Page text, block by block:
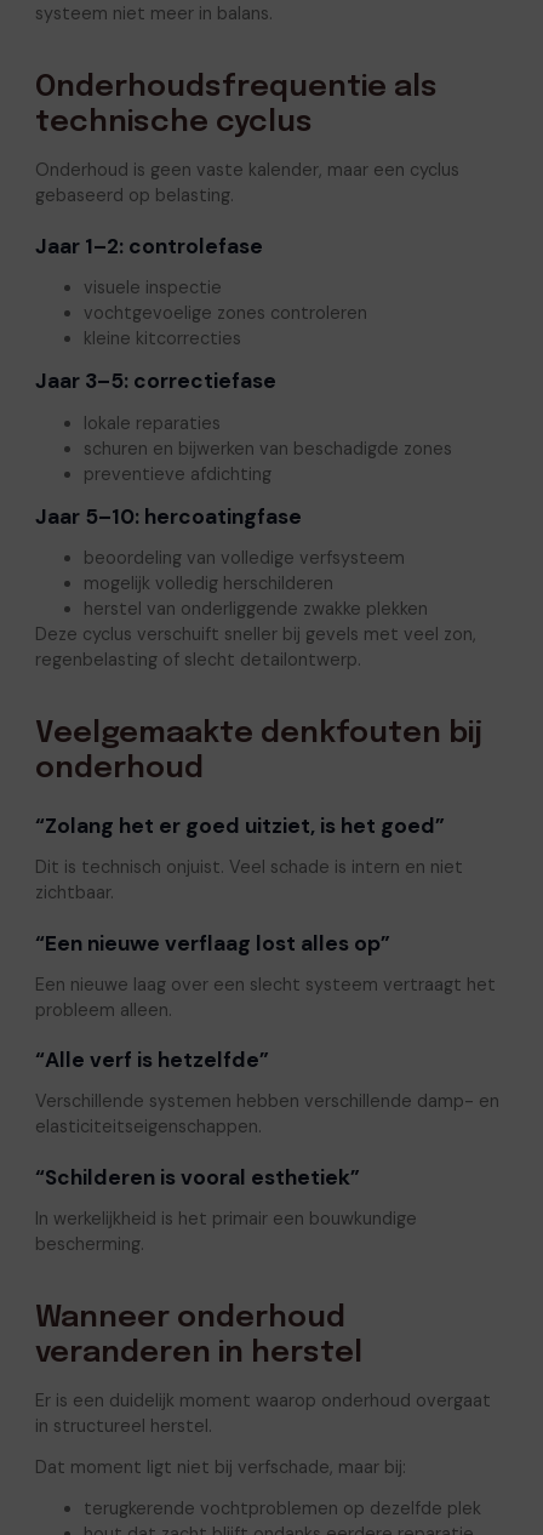
systeem niet meer in balans.
Onderhoudsfrequentie als
technische cyclus
Onderhoud is geen vaste kalender, maar een cyclus
gebaseerd op belasting.
Jaar 1–2: controlefase
visuele inspectie
vochtgevoelige zones controleren
kleine kitcorrecties
Jaar 3–5: correctiefase
lokale reparaties
schuren en bijwerken van beschadigde zones
preventieve afdichting
Jaar 5–10: hercoatingfase
beoordeling van volledige verfsysteem
mogelijk volledig herschilderen
herstel van onderliggende zwakke plekken
Deze cyclus verschuift sneller bij gevels met veel zon,
regenbelasting of slecht detailontwerp.
Veelgemaakte denkfouten bij
onderhoud
“Zolang het er goed uitziet, is het goed”
Dit is technisch onjuist. Veel schade is intern en niet
zichtbaar.
“Een nieuwe verflaag lost alles op”
Een nieuwe laag over een slecht systeem vertraagt het
probleem alleen.
“Alle verf is hetzelfde”
Verschillende systemen hebben verschillende damp- en
elasticiteitseigenschappen.
“Schilderen is vooral esthetiek”
In werkelijkheid is het primair een bouwkundige
bescherming.
Wanneer onderhoud
veranderen in herstel
Er is een duidelijk moment waarop onderhoud overgaat
in structureel herstel.
Dat moment ligt niet bij verfschade, maar bij:
terugkerende vochtproblemen op dezelfde plek